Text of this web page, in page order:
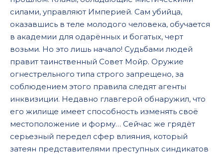
силами, управляют Империей. Сам убийца,
оказавшись в теле молодого человека, обучается
в академии для одарённых и богатых, черт
возьми. Но это лишь начало! Судьбами людей
правит таинственный Совет Мойр. Оружие
огнестрельного типа строго запрещено, за
соблюдением этого правила следят агенты
инквизиции. Недавно главгерой обнаружил, что
его жилище имеет способность изменять своё
местоположение и форму… Сейчас же грядёт
серьезный передел сфер влияния, который
затеян представителями преступных синдикатов